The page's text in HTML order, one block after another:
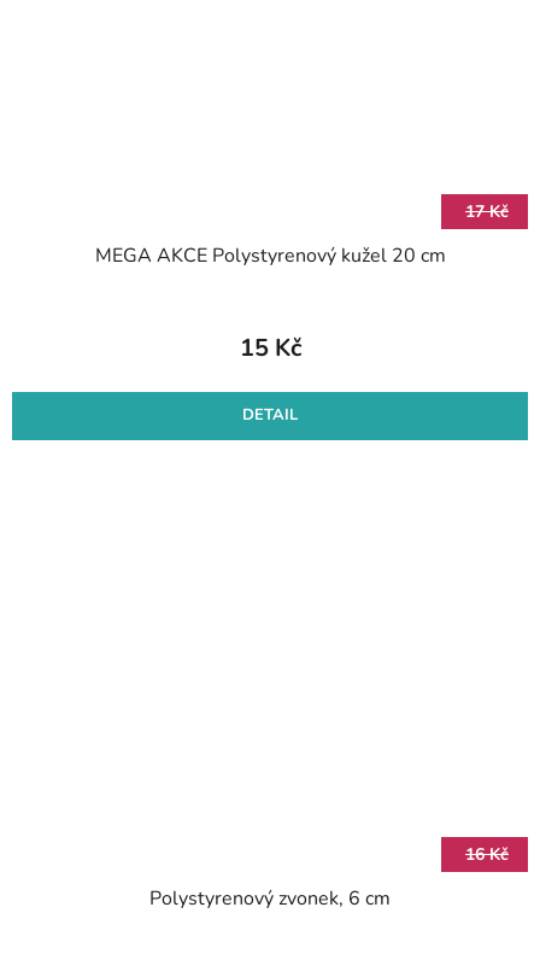
17 Kč
MEGA AKCE Polystyrenový kužel 20 cm
15 Kč
DETAIL
16 Kč
Polystyrenový zvonek, 6 cm